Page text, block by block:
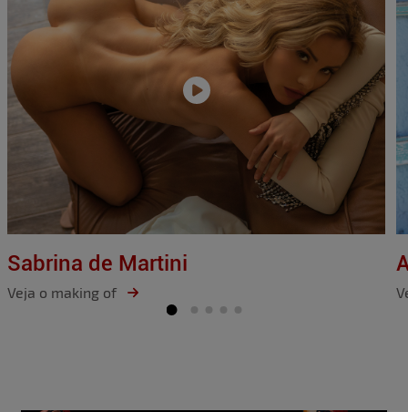
Sabrina de Martini
Veja o making of